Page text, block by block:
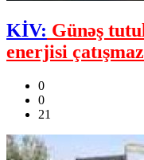
KİV: Günəş
enerjisi
0
0
21